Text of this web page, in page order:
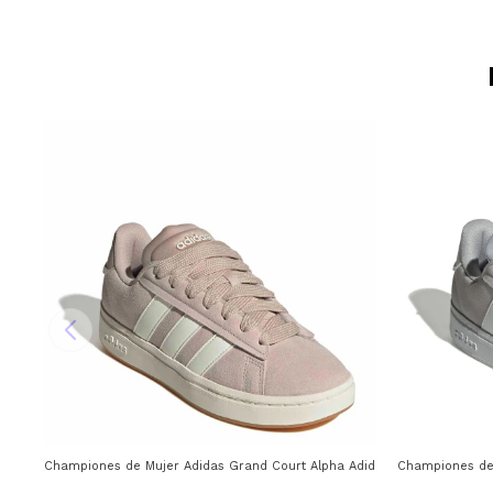
Championes de Mujer Adidas Grand Court Alpha Adidas - Taupe - Blanco
Championes